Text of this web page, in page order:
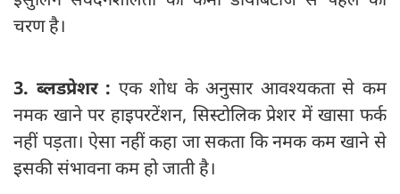
चरण है।
3. ब्लडप्रेशर : एक शोध के अनुसार आवश्यकता से कम
नमक खाने पर हाइपरटेंशन, सिस्टोलिक प्रेशर में खासा फर्क
नहीं पड़ता। ऐसा नहीं कहा जा सकता कि नमक कम खाने से
इसकी संभावना कम हो जाती है।